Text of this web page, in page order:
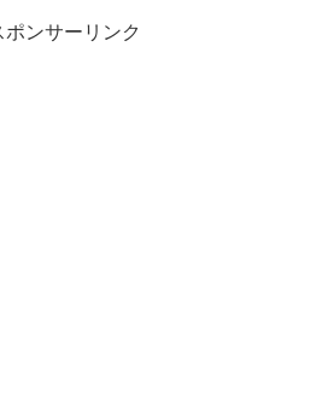
ポンサーリンク